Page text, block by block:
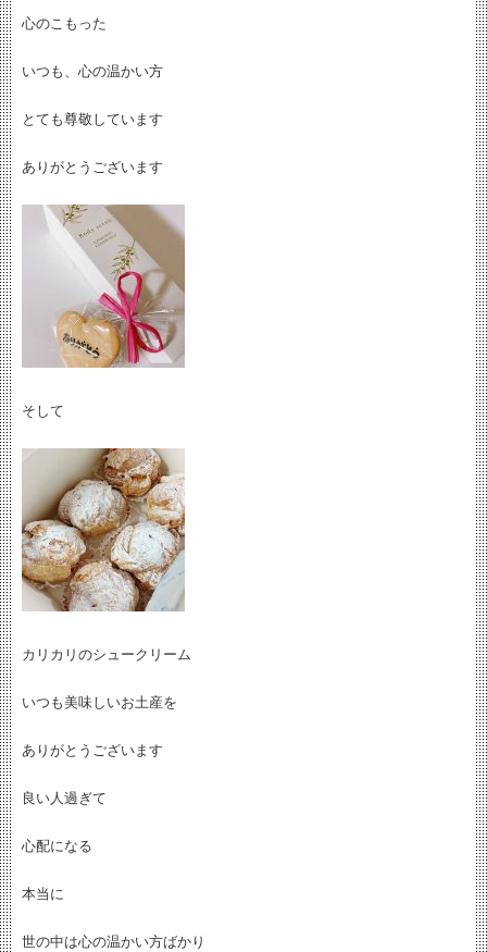
心のこもった
いつも、心の温かい方
とても尊敬しています
ありがとうございます
そして
カリカリのシュークリーム
いつも美味しいお土産を
ありがとうございます
良い人過ぎて
心配になる
本当に
世の中は心の温かい方ばかり